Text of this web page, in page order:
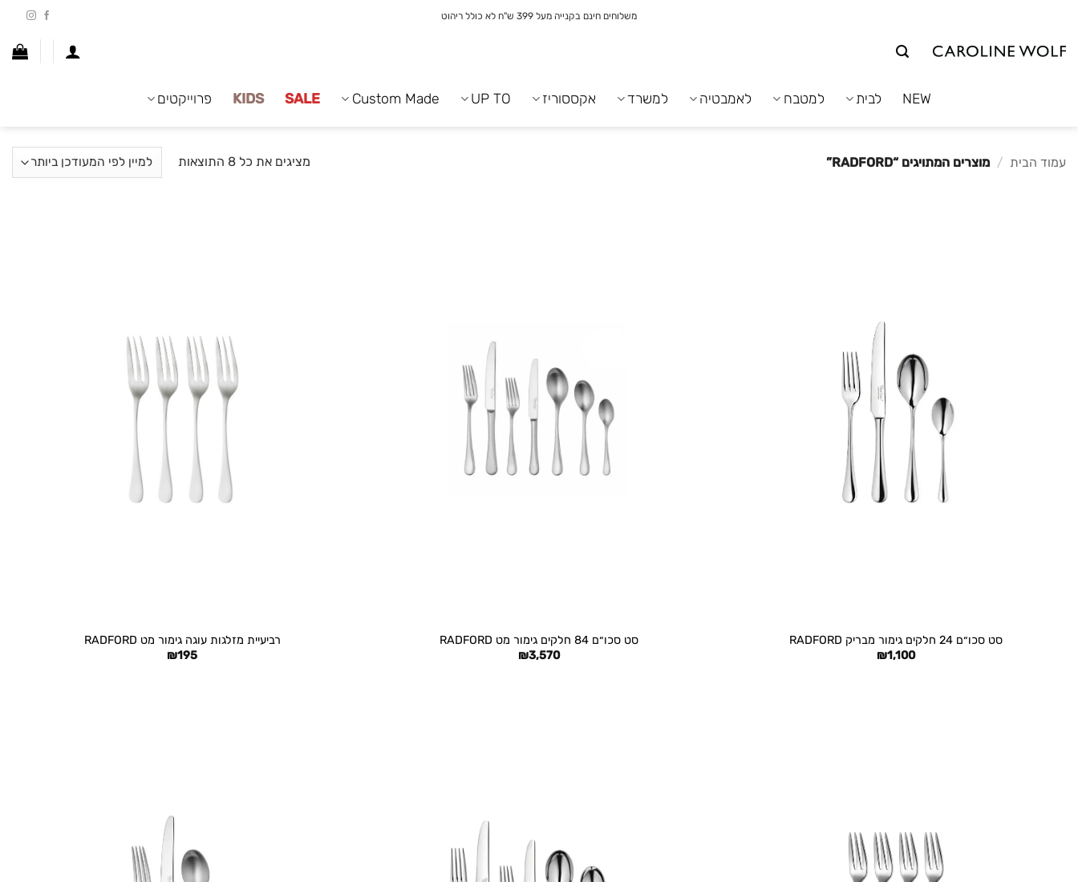
משלוחים חינם בקנייה מעל 399 ש"ח לא כולל ריהוט
NEW לבית למטבח לאמבטיה למשרד אקססוריז UP TO
Custom Made
SALE
KIDS פרוייקטים
עמוד הבית / מוצרים המתויגים “RADFORD” מציגים את כל ⁦8⁩ התוצאות
ממוין
סט סכו״ם 24 חלקים גימור מבריק RADFORD
₪1,100
סט סכו״ם 84 חלקים גימור מט RADFORD
₪3,570
רביעיית מזלגות עוגה גימור מט RADFORD
₪195